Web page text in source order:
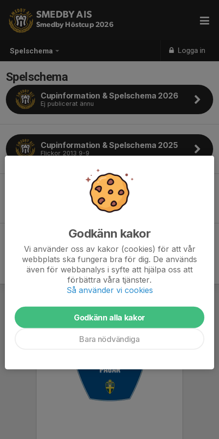
Spelschema Logga in
SMEDBY AIS
Smedby Höstcup 2026
Spelschema
Cupinformation & Spelschema 2026
Ej publicerat ännu
Cupinformation & Spelschema 2025
Flickor 2013 9-9
Cupinformation & Spelschema 2025
Godkänn kakor
Vi använder oss av kakor (cookies) för att vår
webbplats ska fungera bra för dig. De används
även för webbanalys i syfte att hjälpa oss att
förbättra våra tjänster.
Så använder vi cookies
Godkänn alla kakor
Bara nödvändiga